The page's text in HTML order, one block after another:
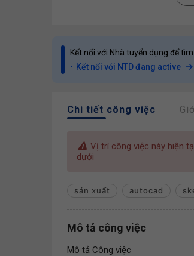
Kết nối với Nhà tuyển dụng để
Kết nối với NTD đang active
Chi tiết công việc
Vị trí công việc này hiện
dưới
sản xuất autocad
Mô tả công việc
Mô tả Công việc